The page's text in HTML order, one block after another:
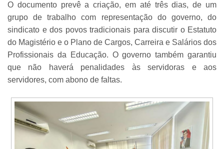
O documento prevê a criação, em até três dias, de um
grupo de trabalho com representação do governo, do
sindicato e dos povos tradicionais para discutir o Estatuto
do Magistério e o Plano de Cargos, Carreira e Salários dos
Profissionais da Educação. O governo também garantiu
que não haverá penalidades às servidoras e aos
servidores, com abono de faltas.